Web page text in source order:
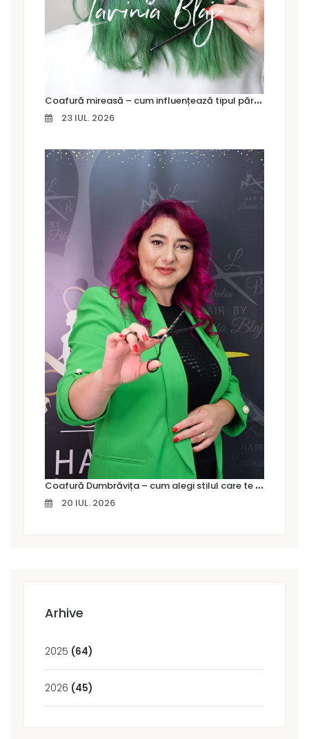
C
oafură mireasă – cum influențează tipul părului alegerea coafurii
23 IUL. 2026
C
oafură Dumbrăvița – cum alegi stilul care te pune cu adevărat în valoare
20 IUL. 2026
Arhive
2025 (64)
2026 (45)